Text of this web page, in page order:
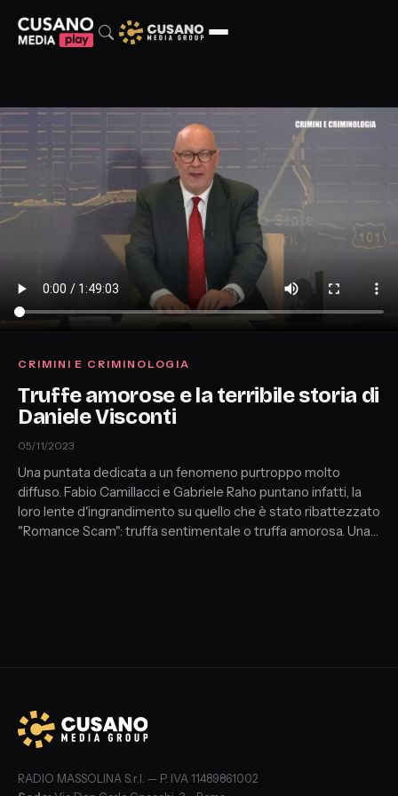
CRIMINI E CRIMINOLOGIA
Truffe amorose e la terribile storia di
Daniele Visconti
05/11/2023
Una puntata dedicata a un fenomeno purtroppo molto
diffuso. Fabio Camillacci e Gabriele Raho puntano infatti, la
loro lente d'ingrandimento su quello che è stato ribattezzato
"Romance Scam": truffa sentimentale o truffa amorosa. Una
RADIO MASSOLINA S.r.l. — P. IVA 11489861002